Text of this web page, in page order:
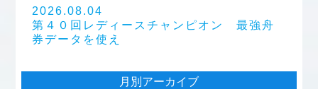
2026.08.04
第４０回レディースチャンピオン 最強舟
券データを使え
月別アーカイブ